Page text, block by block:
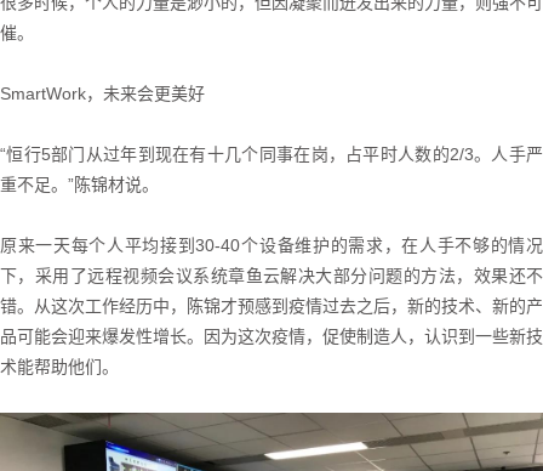
催。
SmartWork，未来会更美好
“恒行5部门从过年到现在有十几个同事在岗，占平时人数的2/3。人手严
重不足。”陈锦材说。
原来一天每个人平均接到30-40个设备维护的需求，在人手不够的情况
下，采用了远程视频会议系统章鱼云解决大部分问题的方法，效果还不
错。从这次工作经历中，陈锦才预感到疫情过去之后，新的技术、新的产
品可能会迎来爆发性增长。因为这次疫情，促使制造人，认识到一些新技
术能帮助他们。